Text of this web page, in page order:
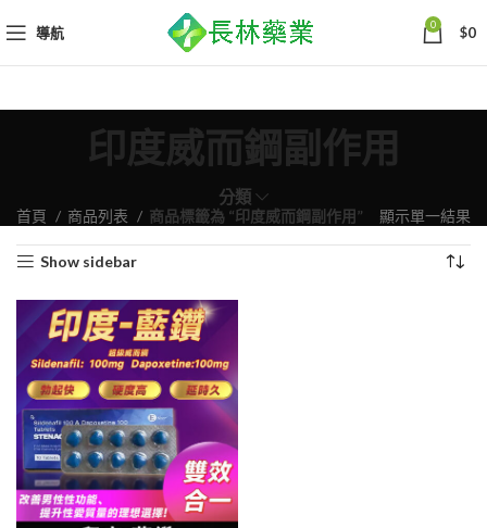
導航 0 $0
印度威而鋼副作用
分類
首頁 商品列表 商品標籤為 “印度威而鋼副作用” 顯示單一結果
Show sidebar